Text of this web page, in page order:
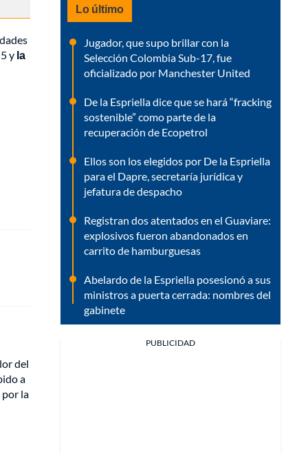
y la
del
a
por la
Lo último
Jugador, que supo brillar con la
Selección Colombia Sub-17, fue
oficializado por Manchester United
De la Espriella dice que se hará “fracking
sostenible” como parte de la
recuperación de Ecopetrol
Ellos son los elegidos por De la Espriella
para el Dapre, secretaría jurídica y
jefatura de despacho
Registran dos atentados en el Guaviare:
explosivos fueron abandonados en
carrito de hamburguesas
Abelardo de la Espriella posesionó a sus
ministros a puerta cerrada: nombres del
gabinete
PUBLICIDAD